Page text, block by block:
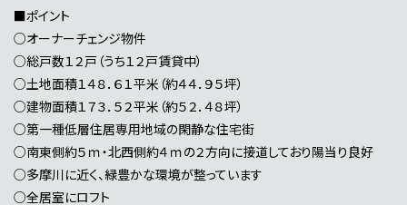
■ポイント
○オーナーチェンジ物件
○総戸数１２戸（うち１２戸賃貸中）
○土地面積１４８．６１平米（約４４．９５坪）
○建物面積１７３．５２平米（約５２．４８坪）
○第一種低層住居専用地域の閑静な住宅街
○南東側約５ｍ・北西側約４ｍの２方向に接道しており陽当り良好
○多摩川に近く、緑豊かな環境が整っています
○全居室にロフト